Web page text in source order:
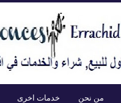
من نحن خدمات اخرى